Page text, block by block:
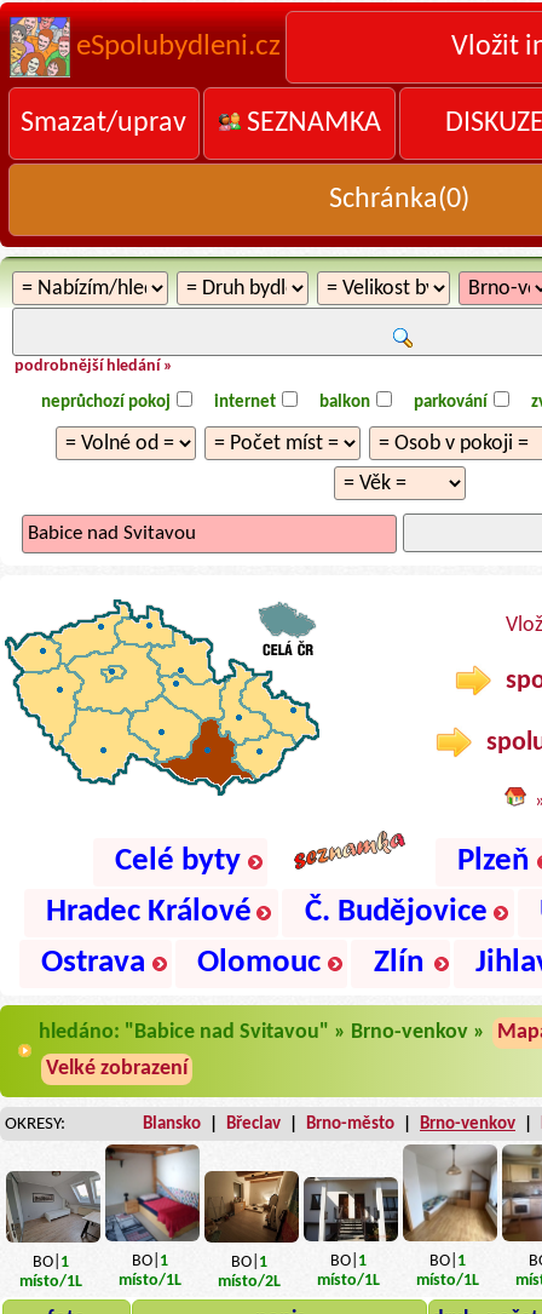
eSpolubydleni.cz Vložit
Smazat/uprav SEZNAMKA
Schránka(0)
podrobnější hledání »
neprůchozí pokoj internet balkon parkování
Celé byty
Plzeň
Hradec Králové
Č. Budějovice
Ostrava
Olomouc Zlín
hledáno: "Babice nad Svitavou" » Brno-venkov »
Velké zobrazení
OKRESY: Blansko Břeclav Brno-město Brno-venkov
BO| 1
místo/1L
BO| 1
místo/1L
BO| 1
místo/2L
BO| 1
místo/1L
BO| 1
místo/1L